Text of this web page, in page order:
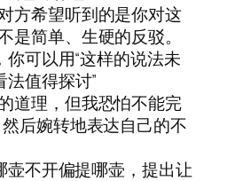
方希望听到的是你对这
是简单、生硬的反驳。
可以用“这样的说法未
法值得探讨”
道理，但我恐怕不能完
后婉转地表达自己的不
壶不开偏提哪壶，提出让